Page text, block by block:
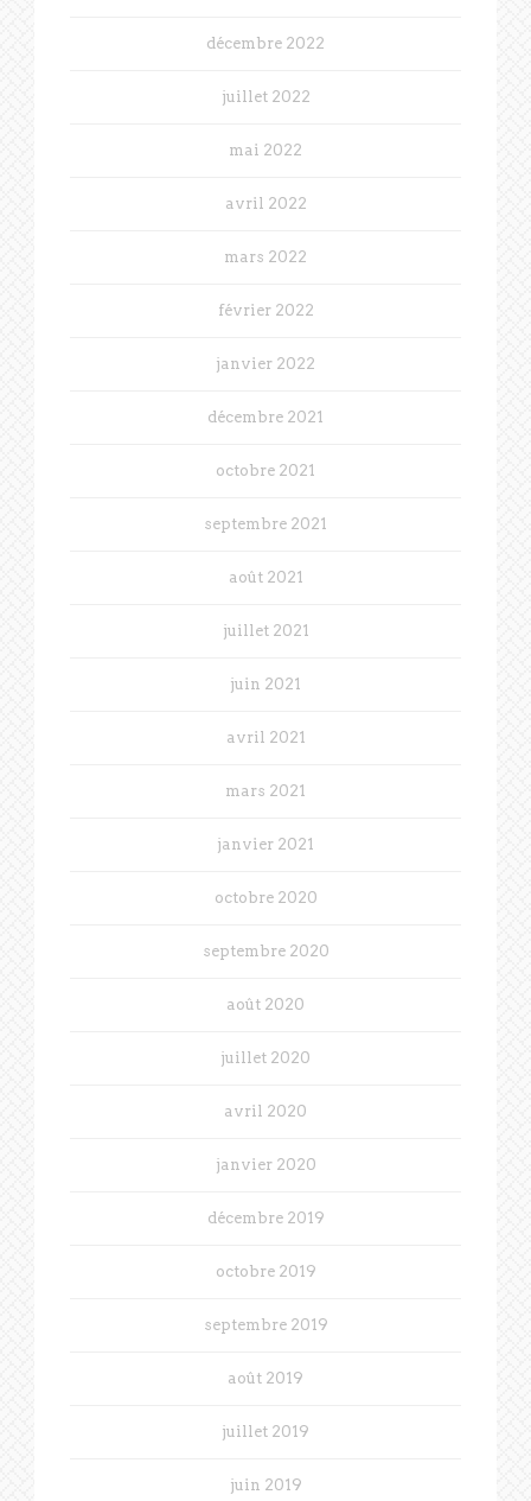
décembre 2022
juillet 2022
mai 2022
avril 2022
mars 2022
février 2022
janvier 2022
décembre 2021
octobre 2021
septembre 2021
août 2021
juillet 2021
juin 2021
avril 2021
mars 2021
janvier 2021
octobre 2020
septembre 2020
août 2020
juillet 2020
avril 2020
janvier 2020
décembre 2019
octobre 2019
septembre 2019
août 2019
juillet 2019
juin 2019